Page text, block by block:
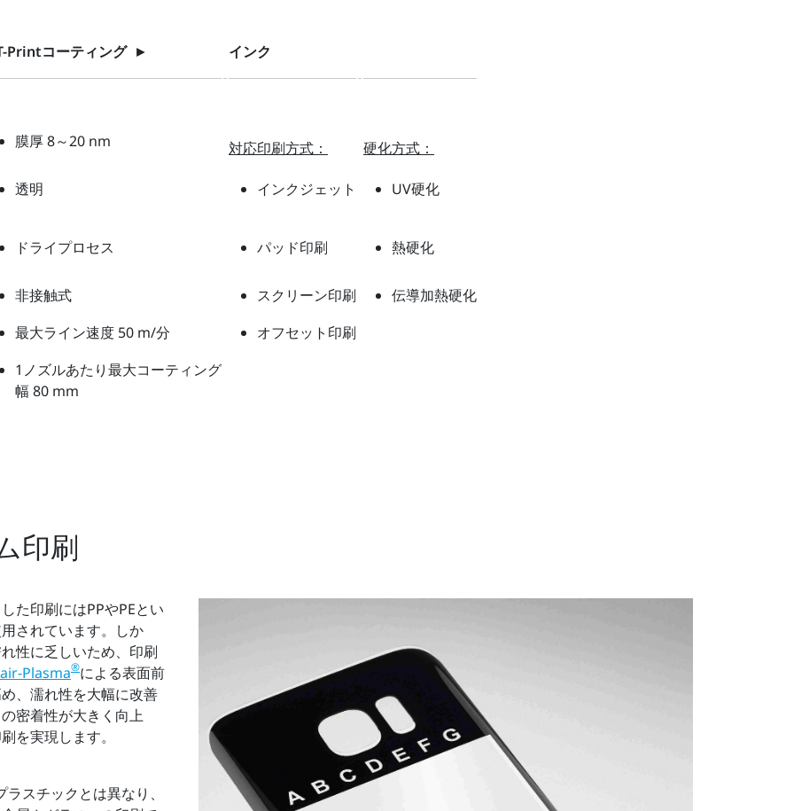
Printコーティング ► インク
膜厚 8～20 nm 対応印刷方式： 硬化方式：
透明 インクジェット UV硬化
ドライプロセス パッド印刷 熱硬化
非接触式 スクリーン印刷
伝導加熱硬化
最大ライン速度 50 m/分
オフセット印刷
1ノズルあたり最大コーティング
幅 80 mm
印刷
た印刷にはPPやPEとい
されています。しか
性に乏しいため、印刷
Plasma®による表面前
、濡れ性を大幅に改善
密着性が大きく向上
を実現します。
スチックとは異なり、